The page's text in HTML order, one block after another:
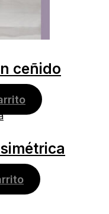
ceñido